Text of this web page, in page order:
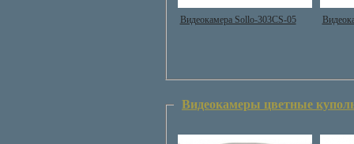
Видеокамера Sollo-303CS-05
Видеокамеры цветные